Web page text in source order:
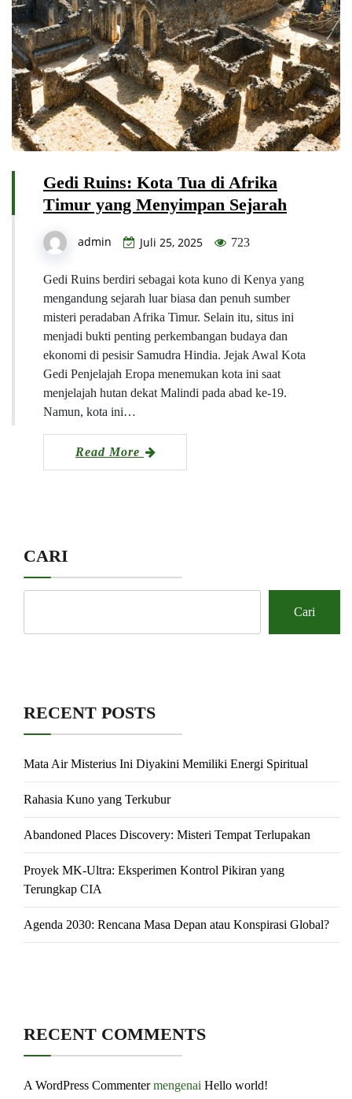
Gedi Ruins: Kota Tua di Afrika
Timur yang Menyimpan Sejarah
admin Juli 25, 2025 723
Gedi Ruins berdiri sebagai kota kuno di Kenya yang
mengandung sejarah luar biasa dan penuh sumber
misteri peradaban Afrika Timur. Selain itu, situs ini
menjadi bukti penting perkembangan budaya dan
ekonomi di pesisir Samudra Hindia. Jejak Awal Kota
Gedi Penjelajah Eropa menemukan kota ini saat
menjelajah hutan dekat Malindi pada abad ke-19.
Namun, kota ini…
Read More
CARI
Cari
RECENT POSTS
Mata Air Misterius Ini Diyakini Memiliki Energi Spiritual
Rahasia Kuno yang Terkubur
Abandoned Places Discovery: Misteri Tempat Terlupakan
Proyek MK-Ultra: Eksperimen Kontrol Pikiran yang
Terungkap CIA
Agenda 2030: Rencana Masa Depan atau Konspirasi Global?
RECENT COMMENTS
A WordPress Commentermengenai Hello world!